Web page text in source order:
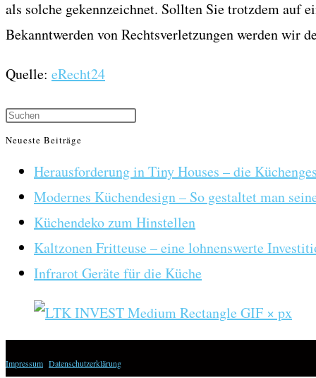
als solche gekennzeichnet. Sollten Sie trotzdem auf
Bekanntwerden von Rechtsverletzungen werden wir
Quelle: eRecht24
Neueste Beiträge
Herausforderung in Tiny Houses – die
Modernes Küchendesign – So gestaltet man
Küchendeko zum Hinstellen
Kaltzonen Fritteuse – eine lohnenswerte
Infrarot Geräte für die Küche
Impressum Datenschutzerklärung